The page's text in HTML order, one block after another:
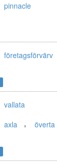
pinnacle
företagsförvärv
vallata
axla , överta